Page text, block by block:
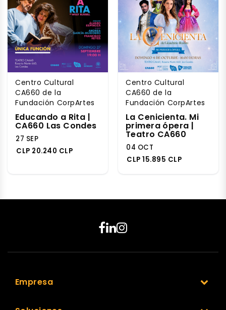
Centro Cultural
CA660 de la
Fundación CorpArtes
Educando a Rita |
CA660 Las Condes
27 SEP
CLP 20.240 CLP
Centro Cultural
CA660 de la
Fundación CorpArtes
La Cenicienta. Mi
primera ópera |
Teatro CA660
04 OCT
CLP 15.895 CLP
Empresa